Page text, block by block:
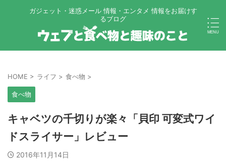
ガジェット・迷惑メール 情報・エンタメ 情報をお届けす
るブログ
HOME > ライフ > 食べ物 >
食べ物
キャベツの千切りが楽々「貝印 可変式ワイ
ドスライサー」レビュー
2016年11月14日